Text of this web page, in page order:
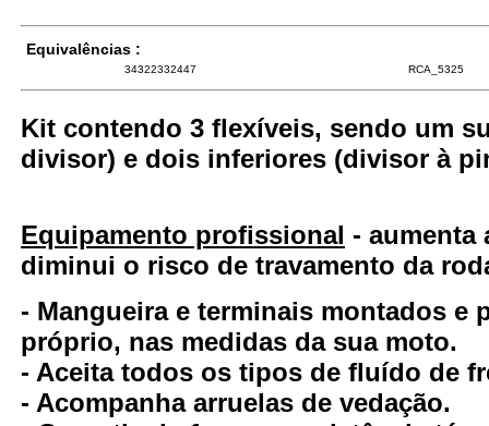
Equivalências :
34322332447 RCA_5325
Kit contendo 3 flexíveis, sendo um
divisor) e dois inferiores (divisor à
Equipamento profissional - aumenta
diminui o risco de travamento da
- Mangueira e terminais montados e
próprio, nas medidas da sua moto.
- Aceita todos os tipos de fluído de
- Acompanha arruelas de vedação.